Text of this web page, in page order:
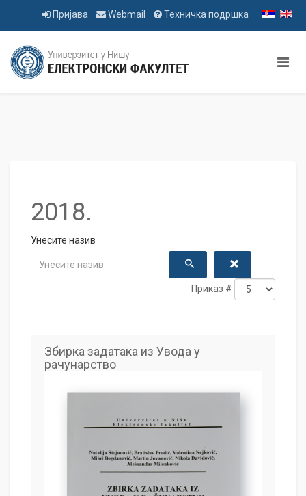
Пријава Webmail Техничка подршка
2018.
Унесите назив
Приказ #
Збирка задатака из Увода у
рачунарство